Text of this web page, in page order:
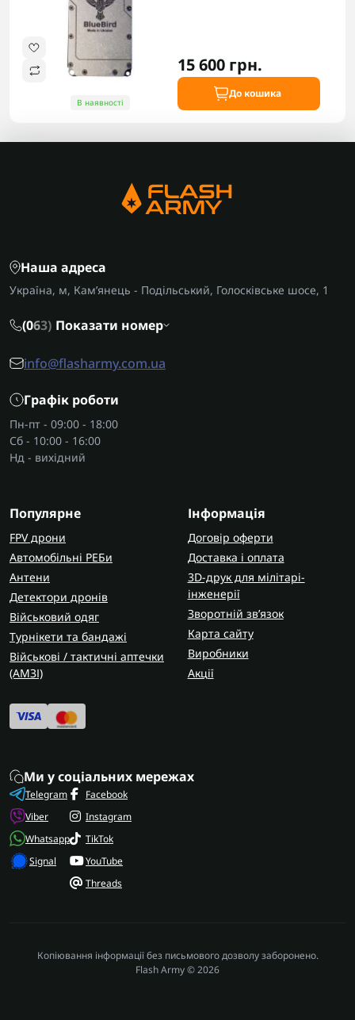
В наявності
15 600 грн.
До кошика
Наша адреса
Україна, м, Кам’янець - Подільський, Голосківське шосе, 1
(063) Показати номер
info@flasharmy.com.ua
Графік роботи
Пн-пт - 09:00 - 18:00
Сб - 10:00 - 16:00
Нд - вихідний
Популярне
FPV дрони
Автомобільні РЕБи
Антени
Детектори дронів
Військовий одяг
Турнікети та бандажі
Військові / тактичні аптечки
(AMЗІ)
Інформація
Договір оферти
Доставка і оплата
3D-друк для мілітарі-
інженерії
Зворотній зв’язок
Карта сайту
Виробники
Акції
Ми у соціальних мережах
Telegram
Viber
Whatsapp
Signal
Facebook
Instagram
TikTok
YouTube
Threads
Копіювання інформації без письмового дозволу заборонено.
Flash Army © 2026